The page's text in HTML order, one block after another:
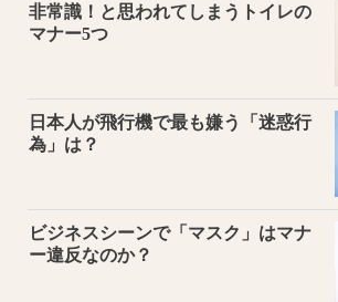
非常識！と思われてしまうトイレの
マナー5つ
日本人が飛行機で最も嫌う「迷惑行
為」は？
ビジネスシーンで「マスク」はマナ
ー違反なのか？